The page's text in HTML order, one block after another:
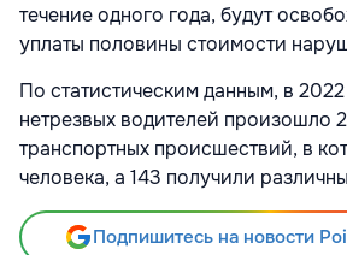
течение одного года, будут
уплаты половины стоимости
По статистическим данным, в
нетрезвых водителей произошло
транспортных происшествий, в
человека, а 143 получили
Подпишитесь на новости